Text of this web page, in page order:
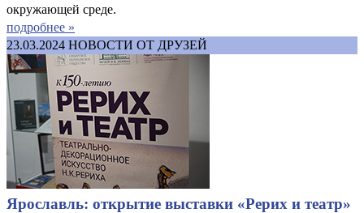
окружающей среде.
подробнее »
23.03.2024 НОВОСТИ ОТ ДРУЗЕЙ
Ярославль: открытие выставки «Рерих и театр»